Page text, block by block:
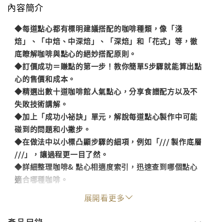
內容簡介
◆每道點心都有標明建議搭配的咖啡種類，像「淺
焙」、「中焙、中深焙」、「深焙」和「花式」等，徹
底瞭解咖啡與點心的絕妙搭配原則。
◆訂價成功＝賺點的第一步！教你簡單5步驟就能算出點
心的售價和成本。
◆精選出數十道咖啡館人氣點心，分享食譜配方以及不
失敗技術講解。
◆加上「成功小祕訣」單元，解說每道點心製作中可能
碰到的問題和小撇步。
◆在做法中以小標凸顯步驟的細項，例如「/// 製作底層
///」，讓過程更一目了然。
◆詳細整理咖啡& 點心相適度索引，迅速查到哪個點心
適合哪種咖啡。
如果你正經營一家小咖啡館，想製作有別於一般店的特
色點心；
展開看更多